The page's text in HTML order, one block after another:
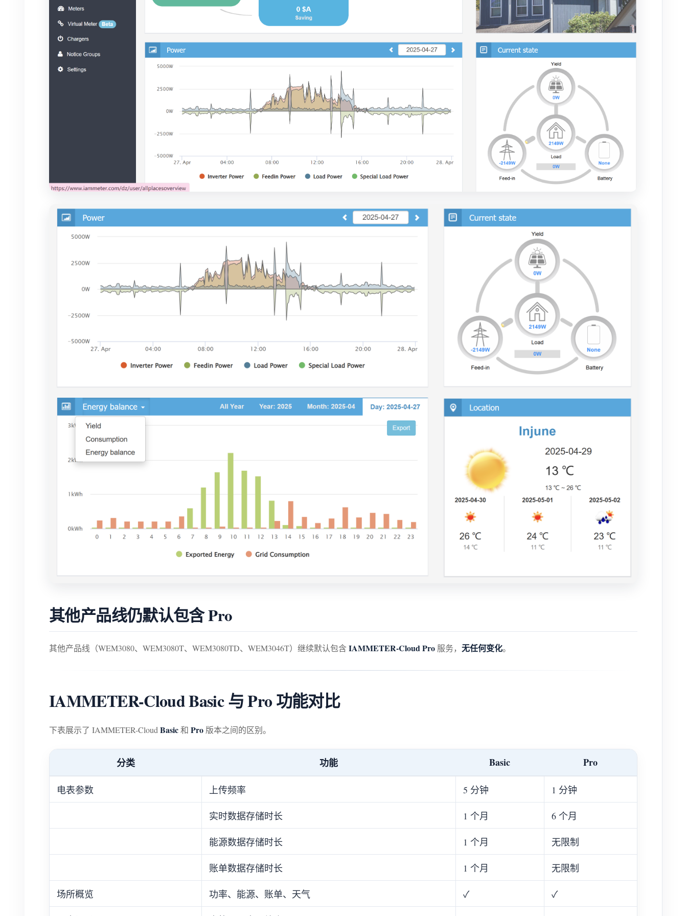
其他产品线仍默认包含 Pro
其他产品线（WEM3080、WEM3080T、WEM3080TD、WEM3046T）继续默认包含IAMMETER-Cloud Pro 服务， 无任何变化。
IAMMETER-Cloud Basic 与 Pro 功能对比
下表展示了 IAMMETER-Cloud Basic和 Pro 版本之间的区别。
分类 功能 Basic Pro
电表参数 上传频率 5 分钟 1 分钟
实时数据存储时长 1 个月 6 个月
能源数据存储时长 1 个月 无限制
账单数据存储时长 1 个月 无限制
场所概览 功率、能源、账单、天气 ✓ ✓